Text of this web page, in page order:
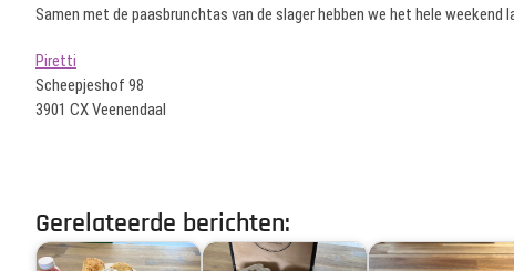
Samen met de paasbrunchtas van de slager hebben we het hele weekend
Piretti
Scheepjeshof 98
3901 CX Veenendaal
Gerelateerde berichten: